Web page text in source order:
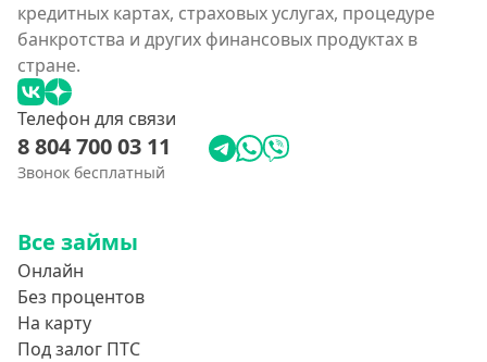
кредитных картах, страховых услугах, процедуре
банкротства и других финансовых продуктах в
стране.
Телефон для связи
8 804 700 03 11
Звонок бесплатный
Все займы
Онлайн
Без процентов
На карту
Под залог ПТС